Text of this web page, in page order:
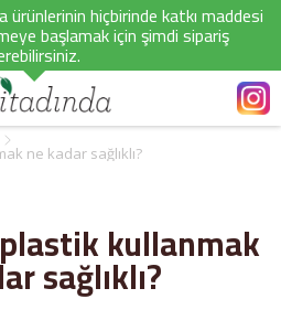
ürünlerinin hiçbirinde katkı maddesi
başlamak için şimdi sipariş
ne kadar sağlıklı?
kullanmak
sağlıklı?